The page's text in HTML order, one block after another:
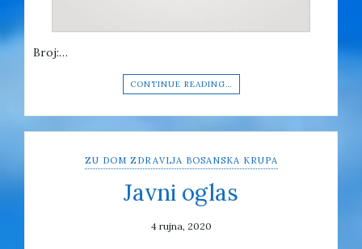
Broj:…
CONTINUE READING…
ZU DOM ZDRAVLJA BOSANSKA KRUPA
Javni oglas
4 rujna, 2020